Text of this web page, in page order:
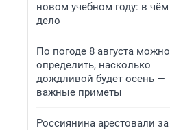
новом учебном году: в чём
дело
По погоде 8 августа можно
определить, насколько
дождливой будет осень —
важные приметы
Россиянина арестовали за